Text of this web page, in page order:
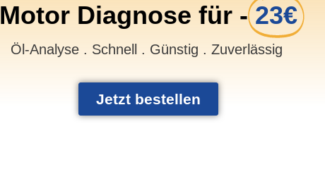
Motor Diagnose für - 23€
Öl-Analyse . Schnell . Günstig . Zuverlässig
Jetzt bestellen